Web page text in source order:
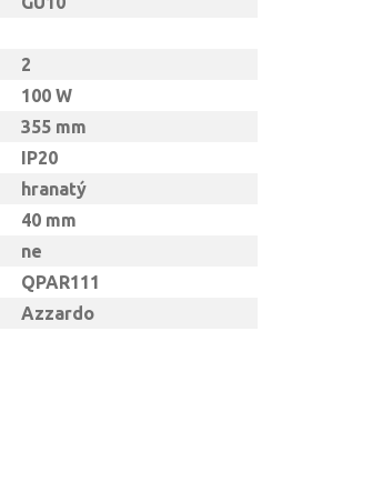
2
100 W
355 mm
IP20
hranatý
40 mm
ne
QPAR111
Azzardo